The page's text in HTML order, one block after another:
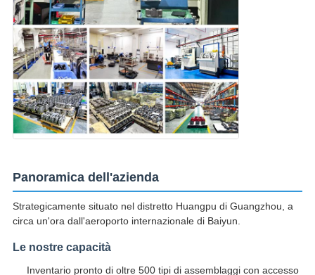
Panoramica dell'azienda
Strategicamente situato nel distretto Huangpu di Guangzhou, a
circa un'ora dall'aeroporto internazionale di Baiyun.
Le nostre capacità
Inventario pronto di oltre 500 tipi di assemblaggi con accesso